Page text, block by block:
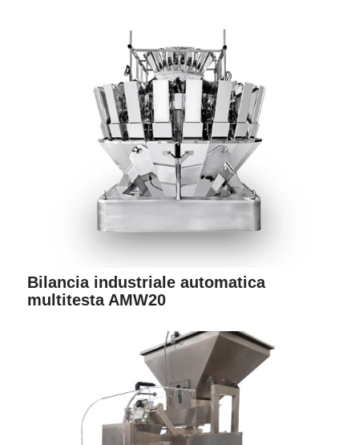
Bilancia industriale automatica
multitesta AMW20